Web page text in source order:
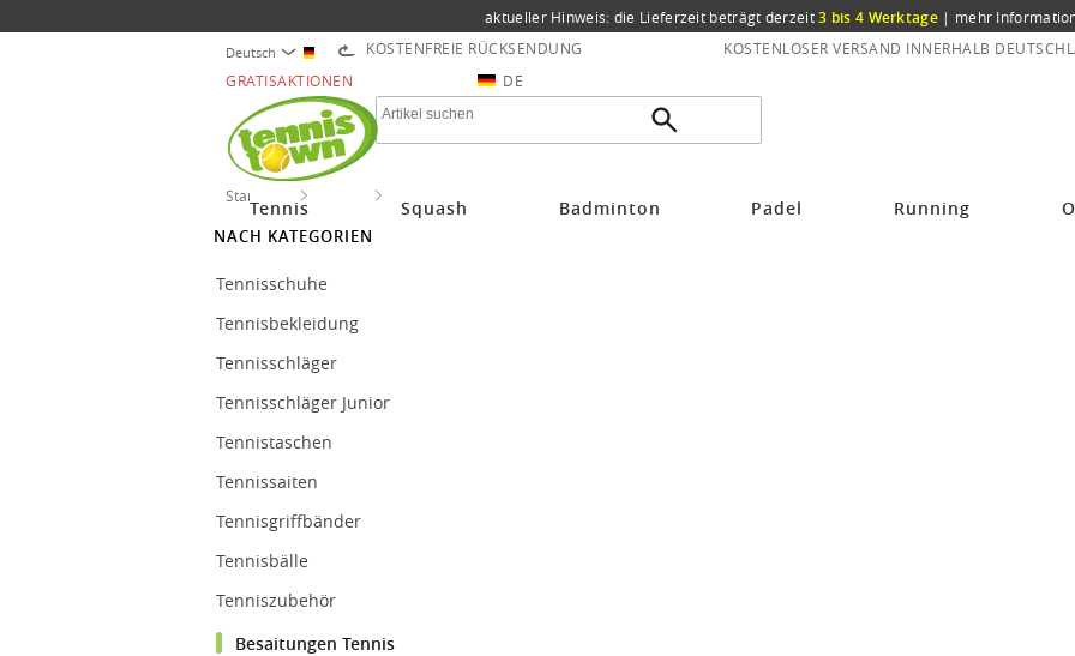
aktueller Hinweis: die Lieferzeit beträgt derzeit3 bis 4 Werktage | mehr
Deutsch KOSTENFREIE RÜCKSENDUNG
KOSTENLOSER VERSAND INNERHALB
GRATISAKTIONEN
DE
Tennis Squash Badminton Padel Running
Startseite
NACH KATEGORIEN
Tennisschuhe
Tennisbekleidung
Tennisschläger
Tennisschläger Junior
Tennistaschen
Tennissaiten
Tennisgriffbänder
Tennisbälle
Tenniszubehör
Besaitungen Tennis